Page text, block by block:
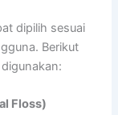
dipilih sesuai
Berikut
Floss)